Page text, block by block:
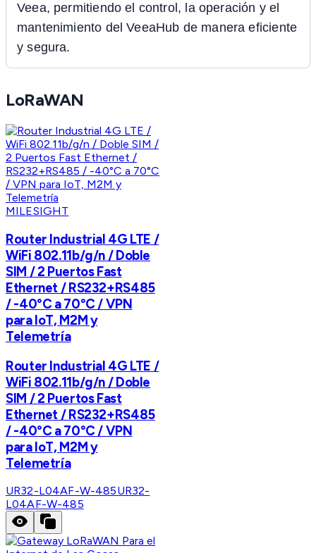
Veea, permitiendo el control, la operación y el
mantenimiento del VeeaHub de manera eficiente
y segura.
LoRaWAN
MILESIGHT
Router Industrial 4G LTE /
WiFi 802.11b/g/n / Doble
SIM / 2 Puertos Fast
Ethernet / RS232+RS485
/ -40°C a 70°C / VPN
para IoT, M2M y
Telemetría
Router Industrial 4G LTE /
WiFi 802.11b/g/n / Doble
SIM / 2 Puertos Fast
Ethernet / RS232+RS485
/ -40°C a 70°C / VPN
para IoT, M2M y
Telemetría
UR32-L04AF-W-485UR32-
L04AF-W-485